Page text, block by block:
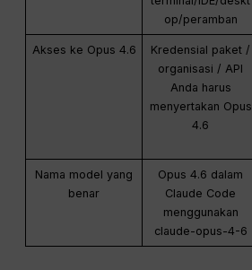
op/peramban
Akses ke Opus 4.6
Kredensial paket /
organisasi / API
Anda harus
menyertakan Opus
4.6
Nama model yang
benar
Opus 4.6 dalam
Claude Code
menggunakan
claude-opus-4-6